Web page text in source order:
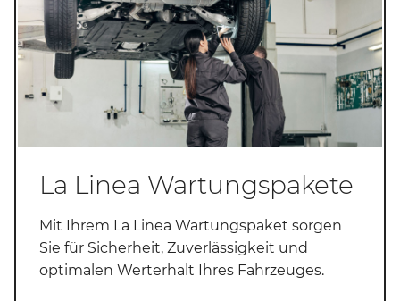
La Linea Wartungspakete
Mit Ihrem La Linea Wartungspaket sorgen
Sie für Sicherheit, Zuverlässigkeit und
optimalen Werterhalt Ihres Fahrzeuges.